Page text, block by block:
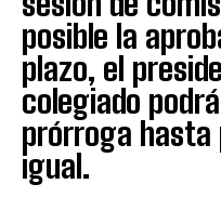
posible la
plazo, el
colegiado
prórroga hasta
igual.